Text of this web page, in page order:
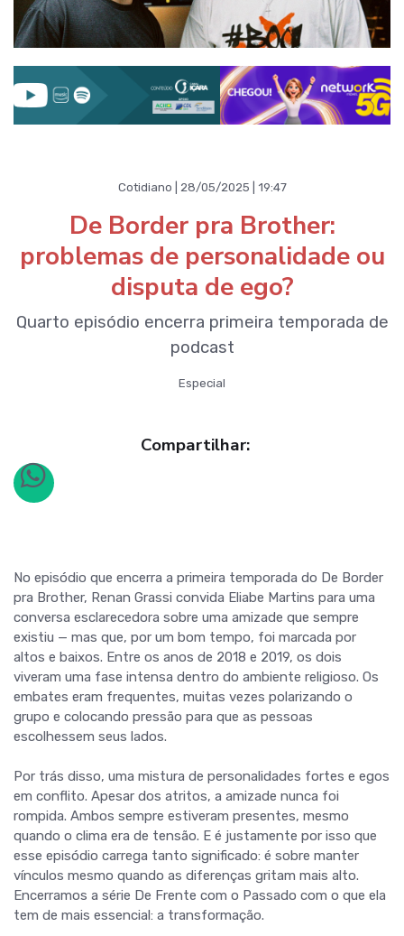
Cotidiano | 28/05/2025 | 19:47
De Border pra Brother:
problemas de personalidade ou
disputa de ego?
Quarto episódio encerra primeira temporada de
podcast
Especial
Compartilhar:
No episódio que encerra a primeira temporada do De Border
pra Brother, Renan Grassi convida Eliabe Martins para uma
conversa esclarecedora sobre uma amizade que sempre
existiu — mas que, por um bom tempo, foi marcada por
altos e baixos. Entre os anos de 2018 e 2019, os dois
viveram uma fase intensa dentro do ambiente religioso. Os
embates eram frequentes, muitas vezes polarizando o
grupo e colocando pressão para que as pessoas
escolhessem seus lados.
Por trás disso, uma mistura de personalidades fortes e egos
em conflito. Apesar dos atritos, a amizade nunca foi
rompida. Ambos sempre estiveram presentes, mesmo
quando o clima era de tensão. E é justamente por isso que
esse episódio carrega tanto significado: é sobre manter
vínculos mesmo quando as diferenças gritam mais alto.
Encerramos a série De Frente com o Passado com o que ela
tem de mais essencial: a transformação.